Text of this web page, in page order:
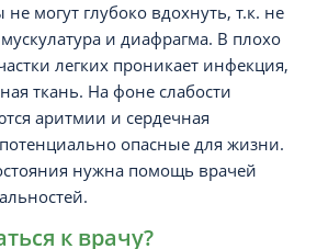
могут глубоко вдохнуть, т.к. не
и диафрагма. В плохо
легких проникает инфекция,
ткань. На фоне слабости
аритмии и сердечная
опасные для жизни.
нужна помощь врачей
к врачу?